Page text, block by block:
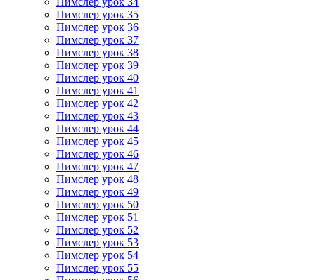
Пимслер урок 35
Пимслер урок 36
Пимслер урок 37
Пимслер урок 38
Пимслер урок 39
Пимслер урок 40
Пимслер урок 41
Пимслер урок 42
Пимслер урок 43
Пимслер урок 44
Пимслер урок 45
Пимслер урок 46
Пимслер урок 47
Пимслер урок 48
Пимслер урок 49
Пимслер урок 50
Пимслер урок 51
Пимслер урок 52
Пимслер урок 53
Пимслер урок 54
Пимслер урок 55